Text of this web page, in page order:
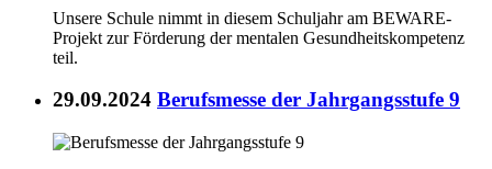
Unsere Schule nimmt in diesem Schuljahr am BEWARE-
Projekt zur Förderung der mentalen Gesundheitskompetenz
teil.
29.09.2024 Berufsmesse der Jahrgangsstufe 9